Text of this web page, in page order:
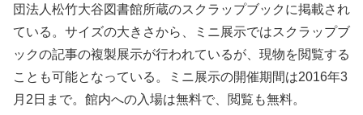
団法人松竹大谷図書館所蔵のスクラップブックに掲載され
ている。サイズの大きさから、ミニ展示ではスクラップブ
ックの記事の複製展示が行われているが、現物を閲覧する
ことも可能となっている。ミニ展示の開催期間は2016年3
月2日まで。館内への入場は無料で、閲覧も無料。